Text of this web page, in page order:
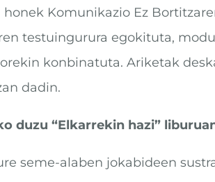
Komunikazio Ez
testuingurura egokituta,
konbinatuta. Ariketak
dadin.
duzu “Elkarrekin hazi”
seme-alaben jokabideen